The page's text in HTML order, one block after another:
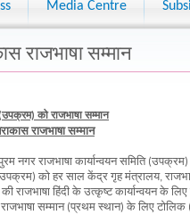
Media Centre
राजभाषा सम्मान
को राजभाषा सम्मान
राजभाषा सम्मान
नगर राजभाषा कार्यान्वयन समिति
को हर साल केंद्र गृह मंत्रालय,
की राजभाषा हिंदी के उत्कृष्ट कार्यान्वयन के
सम्मान (प्रथम स्थान) के लिए टोलिक